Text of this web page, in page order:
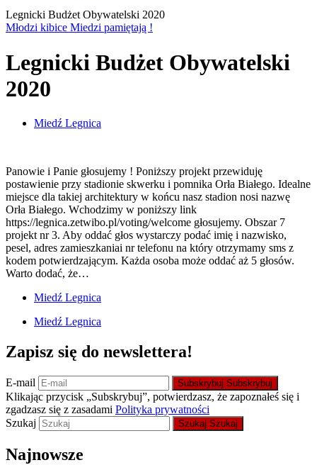
Legnicki Budżet Obywatelski 2020
Młodzi kibice Miedzi pamiętają !
Legnicki Budżet Obywatelski
2020
Miedź Legnica
Panowie i Panie głosujemy ! Poniższy projekt przewiduję
postawienie przy stadionie skwerku i pomnika Orła Białego. Idealne
miejsce dla takiej architektury w końcu nasz stadion nosi nazwę
Orła Białego. Wchodzimy w poniższy link
https://legnica.zetwibo.pl/voting/welcome głosujemy. Obszar 7
projekt nr 3. Aby oddać głos wystarczy podać imię i nazwisko,
pesel, adres zamieszkaniai nr telefonu na który otrzymamy sms z
kodem potwierdzającym. Każda osoba może oddać aż 5 głosów.
Warto dodać, że…
Miedź Legnica
Miedź Legnica
Zapisz się do newslettera!
E-mail Subskrybuj Subskrybuj
Klikając przycisk „Subskrybuj”, potwierdzasz, że zapoznałeś się i
zgadzasz się z zasadami Polityka prywatności
Szukaj
Szukaj Szukaj
Najnowsze